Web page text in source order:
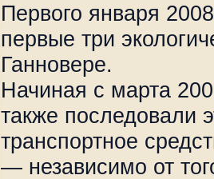
Первого января
первые три
Ганновере.
Начиная с марта
также последовали
транспортное
— независимо от